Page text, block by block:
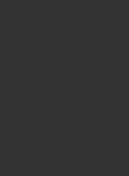
PARA VIAGEM ON-THE-